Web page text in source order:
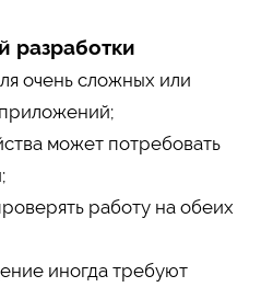
разработки
очень сложных или
может потребовать
работу на обеих
иногда требуют